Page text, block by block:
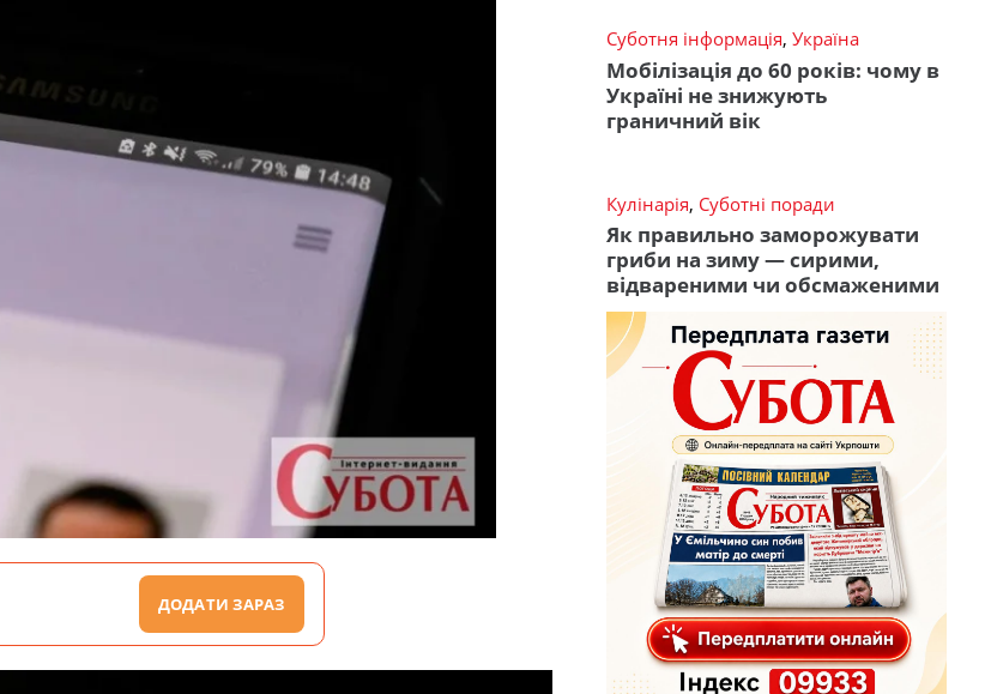
ДОДАТИ ЗАРАЗ
Суботня інформація, Україна
Мобілізація до 60 років: чому в
Україні не знижують
граничний вік
Кулінарія, Суботні поради
Як правильно заморожувати
гриби на зиму — сирими,
відвареними чи обсмаженими